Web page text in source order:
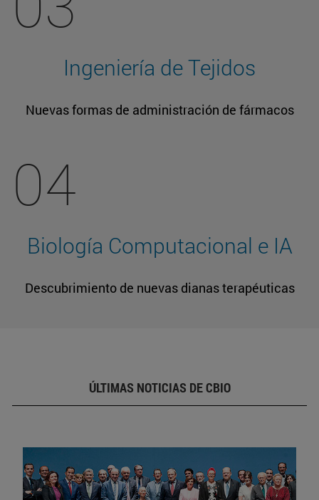
Ingeniería de Tejidos
Nuevas formas de administración de fármacos
04
Biología Computacional e IA
Descubrimiento de nuevas dianas terapéuticas
ÚLTIMAS NOTICIAS DE CBIO